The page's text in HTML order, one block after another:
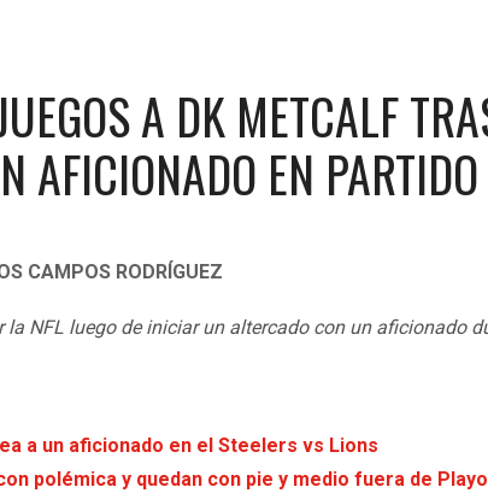
A DK METCALF
AFICIONADO EN
CAMPOS RODRÍGUEZ
NFL luego de iniciar un altercado con un aficionado
a un aficionado en el Steelers vs Lions
polémica y quedan con pie y medio fuera de